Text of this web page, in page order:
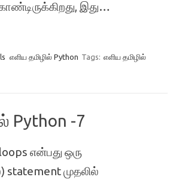
இது…
எளிய தமிழில் Python Tags: எளிய தமிழில்
Python -7
என்பது ஒரு
statement முதலில்